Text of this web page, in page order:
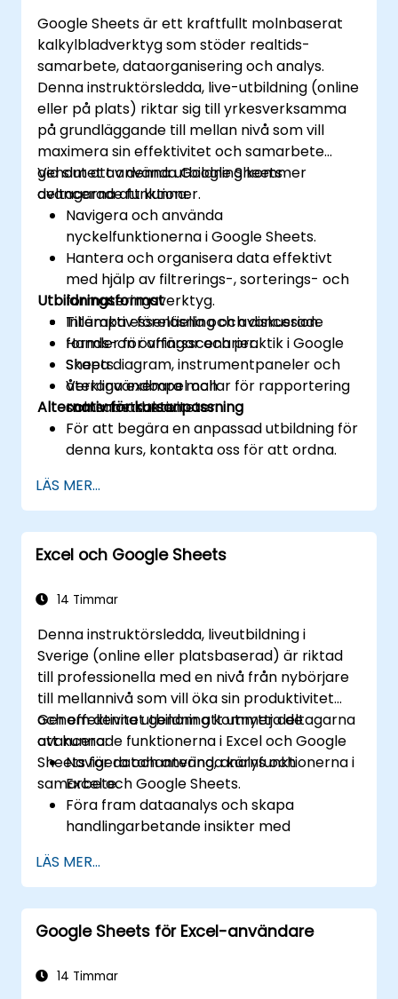
Google Sheets är ett kraftfullt molnbaserat
kalkylbladverktyg som stöder realtids-
samarbete, dataorganisering och analys.
Denna instruktörsledda, live-utbildning (online
eller på plats) riktar sig till yrkesverksamma
på grundläggande till mellan nivå som vill
maximera sin effektivitet och samarbete
genom att använda Google Sheets
avancerade funktioner.
Vid slutet av denna utbildning kommer
deltagarna att kunna:
Navigera och använda
nyckelfunktionerna i Google Sheets.
Hantera och organisera data effektivt
med hjälp av filtrerings-, sorterings- och
formateringsverktyg.
Tillämpa essentiella och avancerade
formler för affärsscenarier.
Skapa diagram, instrumentpaneler och
återanvändbara mallar för rapportering
och samarbete.
Utbildningsformat
Interaktiv föreläsning och diskussion.
Hands-on övningar och praktik i Google
Sheets.
Verkliga exempel och
samarbetsaktiviteter.
Alternativ för kursanpassning
För att begära en anpassad utbildning för
denna kurs, kontakta oss för att ordna.
LÄS MER...
Excel och Google Sheets
14 Timmar
Denna instruktörsledda, liveutbildning i
Sverige (online eller platsbaserad) är riktad
till professionella med en nivå från nybörjare
till mellannivå som vill öka sin produktivitet
och effektivitet genom att utnyttja de
avancerade funktionerna i Excel och Google
Sheets för datahantering, analys och
samarbete.
Genom denna utbildning kommer deltagarna
att kunna:
Navigera och använda kärnfunktionerna i
Excel och Google Sheets.
Föra fram dataanalys och skapa
handlingarbetande insikter med
Samarbeta i realtid med Google Sheets
för smidigt teamarbete.
Skapa återanvändbara mallar för
rapportering, spårning och
LÄS MER...
Google Sheets för Excel-användare
14 Timmar